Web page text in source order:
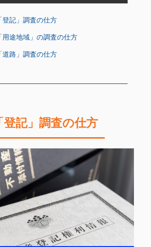
記」調査の仕方
途地域」の調査の仕方
路」調査の仕方
登記」調査の仕方